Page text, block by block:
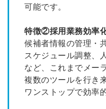
可能です。
特徴②採用業務効率
候補者情報の管理・
スケジュール調整、
など、これまでメー
複数のツールを行き
ワンストップで効率